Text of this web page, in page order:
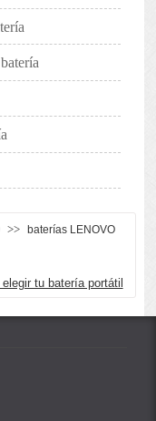
>>
baterías LENOVO
tu batería portátil